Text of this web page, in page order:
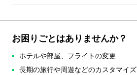
お困りごとはありませんか？
ホテルや部屋、フライトの変更
長期の旅行や周遊などのカスタマイズ